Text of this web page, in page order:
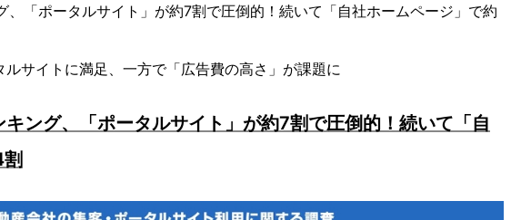
、「ポータルサイト」が約7割で圧倒的！続いて「自社ホームページ」で約
サイトに満足、一方で「広告費の高さ」が課題に
ング、「ポータルサイト」が約7割で圧倒的！続いて「自